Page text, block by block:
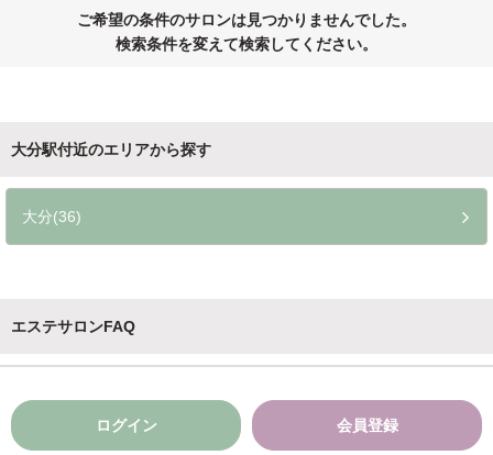
ご希望の条件のサロンは見つかりませんでした。
検索条件を変えて検索してください。
大分駅付近のエリアから探す
大分(36)
エステサロンFAQ
ログイン 会員登録